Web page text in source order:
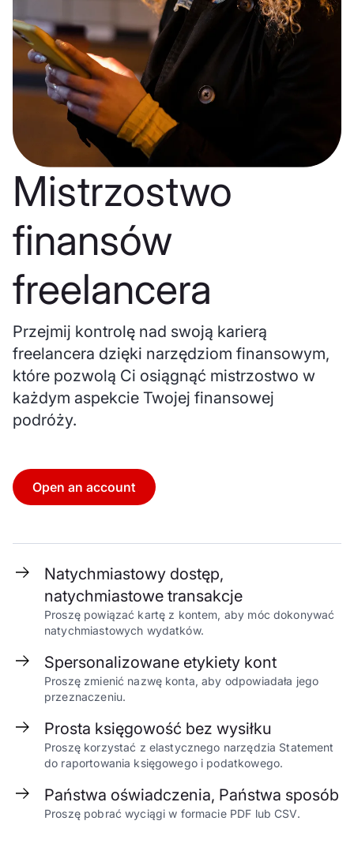
Mistrzostwo
finansów
freelancera
Przejmij kontrolę nad swoją karierą
freelancera dzięki narzędziom finansowym,
które pozwolą Ci osiągnąć mistrzostwo w
każdym aspekcie Twojej finansowej
podróży.
Open an account
Natychmiastowy dostęp,
natychmiastowe transakcje
Proszę powiązać kartę z kontem, aby móc dokonywać
natychmiastowych wydatków.
Spersonalizowane etykiety kont
Proszę zmienić nazwę konta, aby odpowiadała jego
przeznaczeniu.
Prosta księgowość bez wysiłku
Proszę korzystać z elastycznego narzędzia Statement
do raportowania księgowego i podatkowego.
Państwa oświadczenia, Państwa sposób
Proszę pobrać wyciągi w formacie PDF lub CSV.